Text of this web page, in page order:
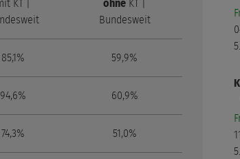
KT |
ohne KT |
Bundesweit
85,1% 59,9%
94,6% 60,9%
74,3% 51,0%